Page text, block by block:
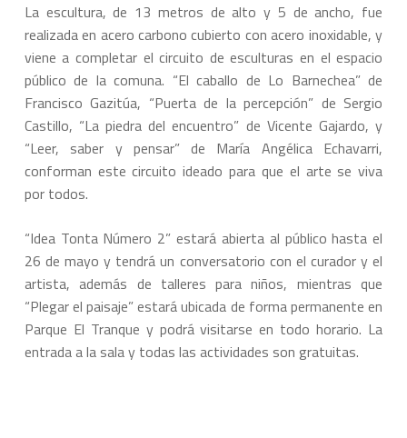
La escultura, de 13 metros de alto y 5 de ancho, fue
realizada en acero carbono cubierto con acero inoxidable, y
viene a completar el circuito de esculturas en el espacio
público de la comuna. “El caballo de Lo Barnechea” de
Francisco Gazitúa, “Puerta de la percepción” de Sergio
Castillo, “La piedra del encuentro” de Vicente Gajardo, y
“Leer, saber y pensar” de María Angélica Echavarri,
conforman este circuito ideado para que el arte se viva
por todos.
“Idea Tonta Número 2” estará abierta al público hasta el
26 de mayo y tendrá un conversatorio con el curador y el
artista, además de talleres para niños, mientras que
“Plegar el paisaje” estará ubicada de forma permanente en
Parque El Tranque y podrá visitarse en todo horario. La
entrada a la sala y todas las actividades son gratuitas.